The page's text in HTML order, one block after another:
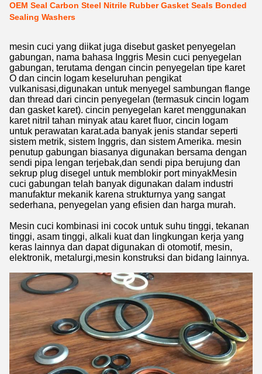
OEM Seal Carbon Steel Nitrile Rubber Gasket Seals Bonded
Sealing Washers
mesin cuci yang diikat juga disebut gasket penyegelan
gabungan, nama bahasa Inggris Mesin cuci penyegelan
gabungan, terutama dengan cincin penyegelan tipe karet
O dan cincin logam keseluruhan pengikat
vulkanisasi,digunakan untuk menyegel sambungan flange
dan thread dari cincin penyegelan (termasuk cincin logam
dan gasket karet). cincin penyegelan karet menggunakan
karet nitril tahan minyak atau karet fluor, cincin logam
untuk perawatan karat.ada banyak jenis standar seperti
sistem metrik, sistem Inggris, dan sistem Amerika. mesin
penutup gabungan biasanya digunakan bersama dengan
sendi pipa lengan terjebak,dan sendi pipa berujung dan
sekrup plug disegel untuk memblokir port minyakMesin
cuci gabungan telah banyak digunakan dalam industri
manufaktur mekanik karena strukturnya yang sangat
sederhana, penyegelan yang efisien dan harga murah.
Mesin cuci kombinasi ini cocok untuk suhu tinggi, tekanan
tinggi, asam tinggi, alkali kuat dan lingkungan kerja yang
keras lainnya dan dapat digunakan di otomotif, mesin,
elektronik, metalurgi,mesin konstruksi dan bidang lainnya.